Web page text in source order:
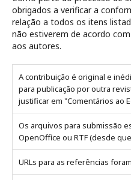
obrigados a verificar a
relação a todos os itens
não estiverem de acordo
aos autores.
A contribuição é original e
para publicação por outra
justificar em "Comentários ao
Os arquivos para submissão
OpenOffice ou RTF (desde
URLs para as referências